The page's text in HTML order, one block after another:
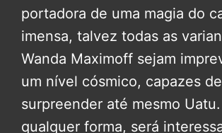
portadora de uma magia do
imensa, talvez todas as
Wanda Maximoff sejam
um nível cósmico, capazes de
surpreender até mesmo
qualquer forma, será